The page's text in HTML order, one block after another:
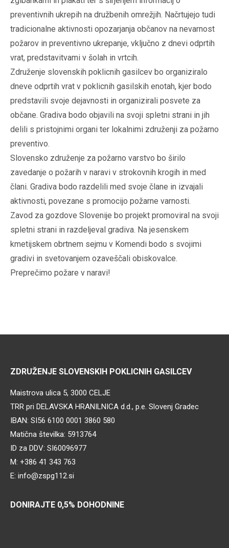
preventivnih ukrepih na družbenih omrežjih. Načrtujejo tudi
tradicionalne aktivnosti opozarjanja občanov na nevarnost
požarov in preventivno ukrepanje, vključno z dnevi odprtih
vrat, predstavitvami v šolah in vrtcih.
Združenje slovenskih poklicnih gasilcev bo organiziralo
dneve odprtih vrat v poklicnih gasilskih enotah, kjer bodo
predstavili svoje dejavnosti in organizirali posvete za
občane. Gradiva bodo objavili na svoji spletni strani in jih
delili s pristojnimi organi ter lokalnimi združenji za požarno
preventivo.
Slovensko združenje za požarno varstvo bo širilo
zavedanje o požarih v naravi v strokovnih krogih in med
člani. Gradiva bodo razdelili med svoje člane in izvajali
aktivnosti, povezane s promocijo požarne varnosti.
Zavod za gozdove Slovenije bo projekt promoviral na svoji
spletni strani in razdeljeval gradiva. Na jesenskem
kmetijskem obrtnem sejmu v Komendi bodo s svojimi
gradivi in svetovanjem ozaveščali obiskovalce.
Preprečimo požare v naravi!
ZDRUŽENJE SLOVENSKIH POKLICNIH GASILCEV
Maistrova ulica 5, 3000 CELJE
TRR pri DELAVSKA HRANILNICA d.d., p.e. Slovenj Gradec
IBAN: SI56 6100 0001 3860 580
Matična številka: 5913764
ID za DDV: SI60096977
M: +386 41 343 763
E: info@zspg112.si
DONIRAJTE 0,5% DOHODNINE